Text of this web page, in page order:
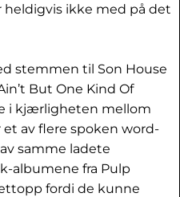
heldigvis ikke med på det
stemmen til Son House
But One Kind Of
i kjærligheten mellom
av flere spoken word-
samme ladete
albumene fra Pulp
fordi de kunne